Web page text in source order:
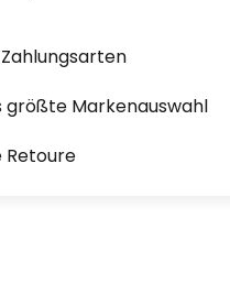
größte Markenauswahl
Retoure